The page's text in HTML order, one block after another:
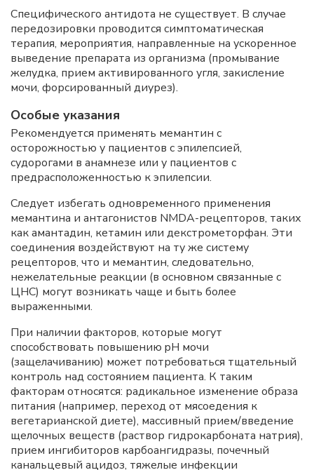
Специфического антидота не существует. В случае
передозировки проводится симптоматическая
терапия, мероприятия, направленные на ускоренное
выведение препарата из организма (промывание
желудка, прием активированного угля, закисление
мочи, форсированный диурез).
Особые указания
Рекомендуется применять мемантин с
осторожностью у пациентов с эпилепсией,
судорогами в анамнезе или у пациентов с
предрасположенностью к эпилепсии.
Следует избегать одновременного применения
мемантина и антагонистов NMDA-рецепторов, таких
как амантадин, кетамин или декстрометорфан. Эти
соединения воздействуют на ту же систему
рецепторов, что и мемантин, следовательно,
нежелательные реакции (в основном связанные с
ЦНС) могут возникать чаще и быть более
выраженными.
При наличии факторов, которые могут
способствовать повышению pH мочи
(защелачиванию) может потребоваться тщательный
контроль над состоянием пациента. К таким
факторам относятся: радикальное изменение образа
питания (например, переход от мясоедения к
вегетарианской диете), массивный прием/введение
щелочных веществ (раствор гидрокарбоната натрия),
прием ингибиторов карбоангидразы, почечный
канальцевый ацидоз, тяжелые инфекции